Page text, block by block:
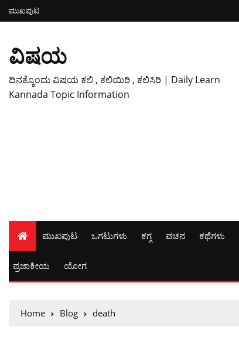
ಮುಖಪುಟ
ವಿಷಯ
ದಿನಕ್ಕೊಂದು ವಿಷಯ ಕಲಿ , ಕಲಿಯಿರಿ , ಕಲಿಸಿರಿ | Daily Learn
Kannada Topic Information
ಮುಖಪುಟ ಒಗಟುಗಳು ಕಗ್ಗ ವಚನ ಕಥೆಗಳು
ಪ್ರಜಾಕೀಯ ಯೋಗ
Home Blog death